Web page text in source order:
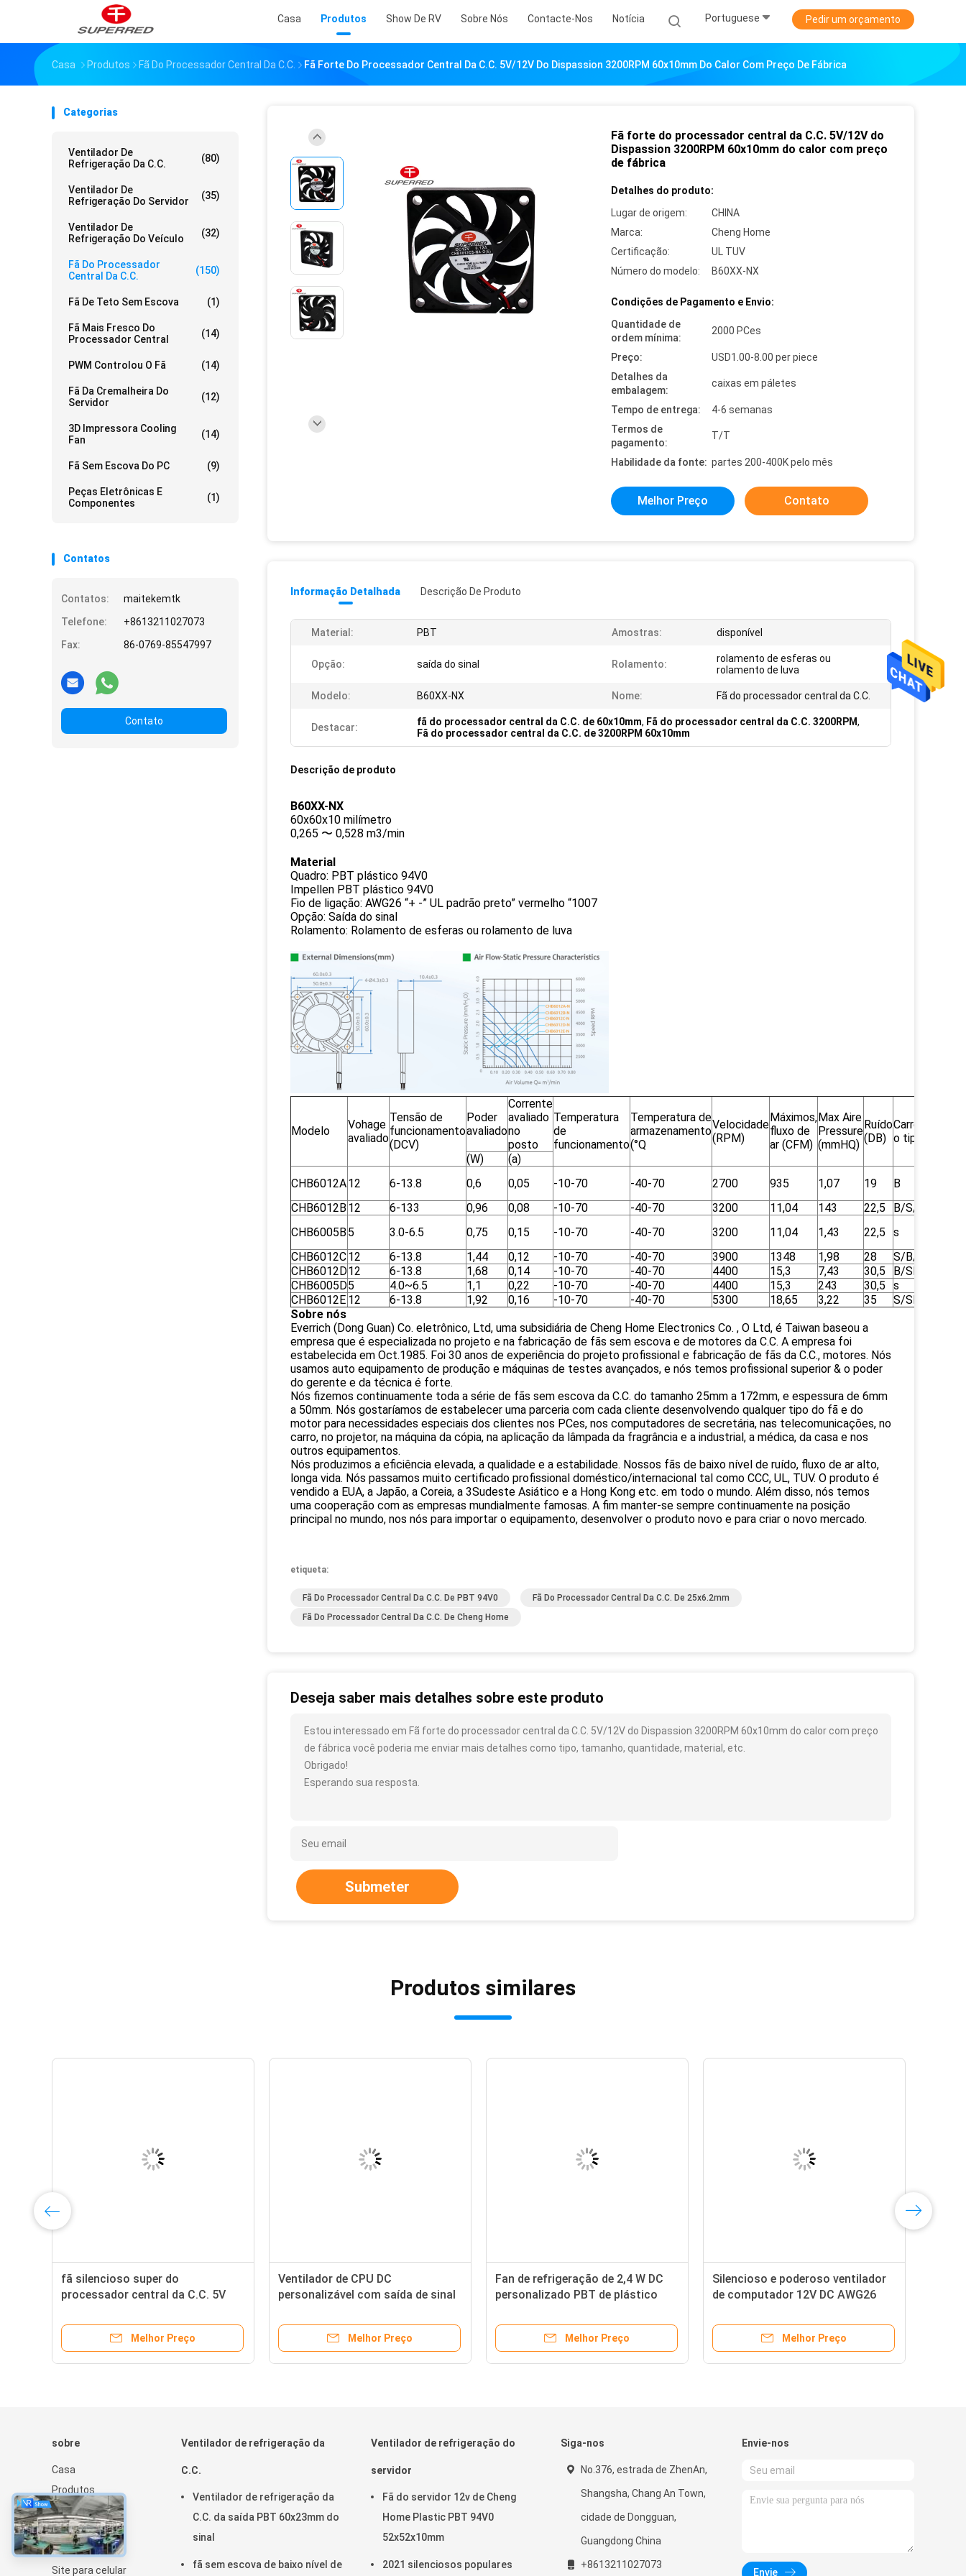
Casa Produtos Show De RV Sobre Nós Contacte-Nos Notícia Portuguese Pedir um orçamento
Casa Produtos Fã Do Processador Central Da C.C. Fã Forte Do Processador Central Da C.C. 5V/12V Do Dispassion 3200RPM 60x10mm Do Calor Com Preço De Fábrica
Categorias
Ventilador De
Refrigeração Da C.C.
(80)
Ventilador De
Refrigeração Do Servidor
(35)
Ventilador De
Refrigeração Do Veículo
(32)
Fã Do Processador
Central Da C.C.
(150)
Fã De Teto Sem Escova (1)
Fã Mais Fresco Do
Processador Central
(14)
PWM Controlou O Fã (14)
Fã Da Cremalheira Do
Servidor
(12)
3D Impressora Cooling
Fan
(14)
Fã Sem Escova Do PC (9)
Peças Eletrônicas E
Componentes
(1)
Contatos
Contatos:
maitekemtk
Telefone:
+8613211027073
Fax:
86-0769-85547997
Contato
Fã forte do processador central da C.C. 5V/12V do
Dispassion 3200RPM 60x10mm do calor com preço
de fábrica
Detalhes do produto:
Lugar de origem:
CHINA
Marca:
Cheng Home
Certificação:
UL TUV
Número do modelo:
B60XX-NX
Condições de Pagamento e Envio:
Quantidade de
ordem mínima:
2000 PCes
Preço:
USD1.00-8.00 per piece
Detalhes da
embalagem:
caixas em páletes
Tempo de entrega:
4-6 semanas
Termos de
pagamento:
T/T
Habilidade da fonte: partes 200-400K pelo mês
Melhor Preço Contato
Informação Detalhada Descrição De Produto
Material: PBT Amostras: disponível
Opção: saída do sinal Rolamento:
rolamento de esferas ou
rolamento de luva
Modelo: B60XX-NX Nome: Fã do processador central da C.C.
Destacar: fã do processador central da C.C. de 60x10mm, Fã do processador central da C.C. 3200RPM,
Fã do processador central da C.C. de 3200RPM 60x10mm
Descrição de produto
B60XX-NX
60x60x10 milímetro
0,265 〜 0,528 m3/min
Material
Quadro: PBT plástico 94V0
Impellen PBT plástico 94V0
Fio de ligação: AWG26 “+ -” UL padrão preto” vermelho “1007
Opção: Saída do sinal
Rolamento: Rolamento de esferas ou rolamento de luva
Modelo
Vohage
avaliado
Tensão de
funcionamento
(DCV)
Poder
avaliado
Corrente
avaliado
no
posto
Temperatura
de
funcionamento
Temperatura de
armazenamento
(°Q
Velocidade
(RPM)
Máximos,
fluxo de
ar (CFM)
Max Aire
Pressure
(mmHQ)
Ruído
(DB)
Carregando
o tipo
(W)
(a)
CHB6012A12 6-13.8 0,6 0,05 -10-70 -40-70 2700 935 1,07 19 B
CHB6012B 12 6-133 0,96 0,08 -10-70 -40-70 3200 11,04 143 22,5 B/S/SB
CHB6005B 5 3.0-6.5 0,75 0,15 -10-70 -40-70 3200 11,04 1,43 22,5 s
CHB6012C12 6-13.8 1,44 0,12 -10-70 -40-70 3900 1348 1,98 28 S/B/S8
CHB6012D12 6-13.8 1,68 0,14 -10-70 -40-70 4400 15,3 7,43 30,5 B/SB/S
CHB6005D5 4.0~6.5 1,1 0,22 -10-70 -40-70 4400 15,3 243 30,5 s
CHB6012E 12 6-13.8 1,92 0,16 -10-70 -40-70 5300 18,65 3,22 35 S/SB/B
Sobre nós
Everrich (Dong Guan) Co. eletrônico, Ltd, uma subsidiária de Cheng Home Electronics Co. , O Ltd, é Taiwan baseou a
empresa que é especializada no projeto e na fabricação de fãs sem escova e de motores da C.C. A empresa foi
estabelecida em Oct.1985. Foi 30 anos de experiência do projeto profissional e fabricação de fãs da C.C., motores. Nós
usamos auto equipamento de produção e máquinas de testes avançados, e nós temos profissional superior & o poder
do gerente e da técnica é forte.
Nós fizemos continuamente toda a série de fãs sem escova da C.C. do tamanho 25mm a 172mm, e espessura de 6mm
a 50mm. Nós gostaríamos de estabelecer uma parceria com cada cliente desenvolvendo qualquer tipo do fã e do
motor para necessidades especiais dos clientes nos PCes, nos computadores de secretária, nas telecomunicações, no
carro, no projetor, na máquina da cópia, na aplicação da lâmpada da fragrância e a industrial, a médica, da casa e nos
outros equipamentos.
Nós produzimos a eficiência elevada, a qualidade e a estabilidade. Nossos fãs de baixo nível de ruído, fluxo de ar alto,
longa vida. Nós passamos muito certificado profissional doméstico/internacional tal como CCC, UL, TUV. O produto é
vendido a EUA, a Japão, a Coreia, a 3Sudeste Asiático e a Hong Kong etc. em todo o mundo. Além disso, nós temos
uma cooperação com as empresas mundialmente famosas. A fim manter-se sempre continuamente na posição
principal no mundo, nos nós para importar o equipamento, desenvolver o produto novo e para criar o novo mercado.
etiqueta:
Fã Do Processador Central Da C.C. De PBT 94V0
Fã Do Processador Central Da C.C. De 25x6.2mm
Fã Do Processador Central Da C.C. De Cheng Home
Deseja saber mais detalhes sobre este produto
Estou interessado em Fã forte do processador central da C.C. 5V/12V do Dispassion 3200RPM 60x10mm do calor com preço
de fábrica você poderia me enviar mais detalhes como tipo, tamanho, quantidade, material, etc.
Obrigado!
Esperando sua resposta.
Submeter
Produtos similares
fã silencioso super do
processador central da C.C. 5V
computador
Melhor Preço
Ventilador de CPU DC
personalizável com saída de sinal
Melhor Preço
Fan de refrigeração de 2,4 W DC
personalizado PBT de plástico
Melhor Preço
Silencioso e poderoso ventilador
de computador 12V DC AWG26
Melhor Preço
sobre
Casa
Produtos
Sobre nós
Notícia
Sitemap
Site para celular
Ventilador de refrigeração da
C.C.
Ventilador de refrigeração da
C.C. da saída PBT 60x23mm do
sinal
fã sem escova de baixo nível de
Ventilador de refrigeração do
servidor
Fã do servidor 12v de Cheng
Home Plastic PBT 94V0
52x52x10mm
2021 silenciosos populares
Siga-nos
No.376, estrada de ZhenAn,
Shangsha, Chang An Town,
cidade de Dongguan,
Guangdong China
+8613211027073
Envie-nos
Envie